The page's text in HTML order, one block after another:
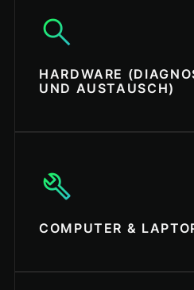
search
HARDWARE
UND AUSTAUSCH)
build
COMPUTER &